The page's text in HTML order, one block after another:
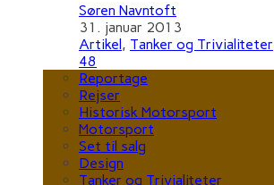
Søren Navntoft
31. januar 2013
Artikel, Tanker og Trivialiteter
48
Reportage
Rejser
Historisk Motorsport
Motorsport
Set til salg
Design
Tanker og Trivialiteter